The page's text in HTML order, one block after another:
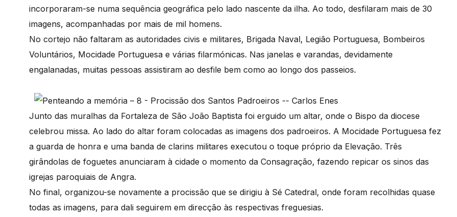
incorporaram-se numa sequência geográfica pelo lado nascente da ilha. Ao todo, desfilaram mais de 30
imagens, acompanhadas por mais de mil homens.
No cortejo não faltaram as autoridades civis e militares, Brigada Naval, Legião Portuguesa, Bombeiros
Voluntários, Mocidade Portuguesa e várias filarmónicas. Nas janelas e varandas, devidamente
engalanadas, muitas pessoas assistiram ao desfile bem como ao longo dos passeios.
Junto das muralhas da Fortaleza de São João Baptista foi erguido um altar, onde o Bispo da diocese
celebrou missa. Ao lado do altar foram colocadas as imagens dos padroeiros. A Mocidade Portuguesa fez
a guarda de honra e uma banda de clarins militares executou o toque próprio da Elevação. Três
girândolas de foguetes anunciaram à cidade o momento da Consagração, fazendo repicar os sinos das
igrejas paroquiais de Angra.
No final, organizou-se novamente a procissão que se dirigiu à Sé Catedral, onde foram recolhidas quase
todas as imagens, para dali seguirem em direcção às respectivas freguesias.